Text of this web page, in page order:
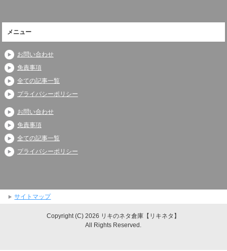
メニュー
お問い合わせ
免責事項
全ての記事一覧
プライバシーポリシー
お問い合わせ
免責事項
全ての記事一覧
プライバシーポリシー
サイトマップ
Copyright (C) 2026 リキのネタ倉庫【リキネタ】
All Rights Reserved.